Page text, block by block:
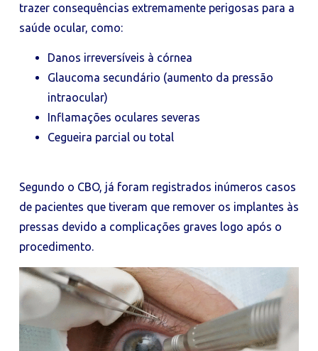
trazer consequências extremamente perigosas para a
saúde ocular, como:
Danos irreversíveis à córnea
Glaucoma secundário (aumento da pressão
intraocular)
Inflamações oculares severas
Cegueira parcial ou total
Segundo o CBO, já foram registrados inúmeros casos
de pacientes que tiveram que remover os implantes às
pressas devido a complicações graves logo após o
procedimento.